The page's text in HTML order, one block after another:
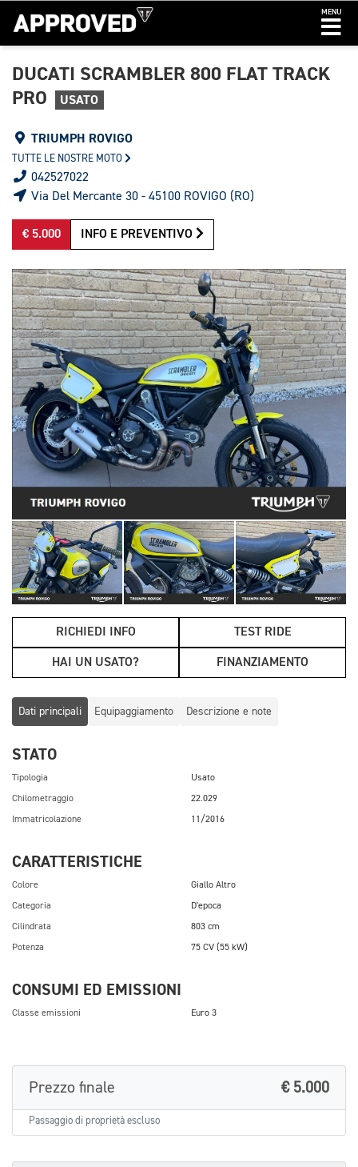
MENU
DUCATI SCRAMBLER 800 FLAT TRACK
PRO
USATO
TRIUMPH ROVIGO
TUTTE LE NOSTRE MOTO
042527022
Via Del Mercante 30 - 45100 ROVIGO (RO)
€ 5.000 INFO E PREVENTIVO
RICHIEDI INFO TEST RIDE
HAI UN USATO? FINANZIAMENTO
Dati principali Equipaggiamento Descrizione e note
STATO
Tipologia Usato
Chilometraggio 22.029
Immatricolazione 11/2016
CARATTERISTICHE
Colore Giallo Altro
Categoria D'epoca
Cilindrata 803 cm
Potenza 75 CV (55 kW)
CONSUMI ED EMISSIONI
Classe emissioni Euro 3
Prezzo finale € 5.000
Passaggio di proprietà escluso